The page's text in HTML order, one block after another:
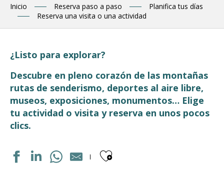
Inicio Reserva paso a paso
Planifica tus días
Reserva una visita o una actividad
¿Listo para explorar?
Descubre en pleno corazón de las montañas
rutas de senderismo, deportes al aire libre,
museos, exposiciones, monumentos… Elige
tu actividad o visita y reserva en unos pocos
clics.
Ajouter aux